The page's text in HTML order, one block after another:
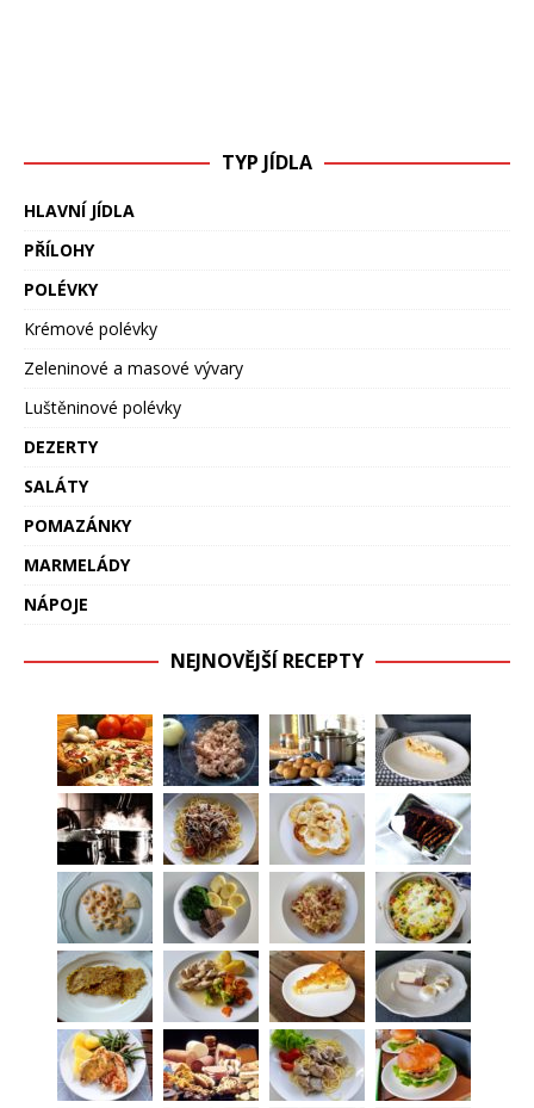
TYP JÍDLA
HLAVNÍ JÍDLA
PŘÍLOHY
POLÉVKY
Krémové polévky
Zeleninové a masové vývary
Luštěninové polévky
DEZERTY
SALÁTY
POMAZÁNKY
MARMELÁDY
NÁPOJE
NEJNOVĚJŠÍ RECEPTY